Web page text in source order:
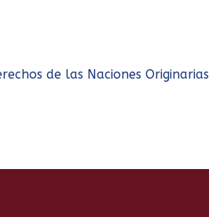
de las Naciones Originarias